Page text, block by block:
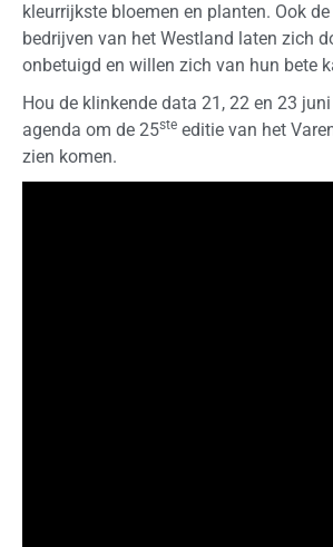
kleurrijkste bloemen en planten. Ook
bedrijven van het Westland laten zich
onbetuigd en willen zich van hun bete
Hou de klinkende data 21, 22 en 23
agenda om de 25ste editie van het
zien komen.